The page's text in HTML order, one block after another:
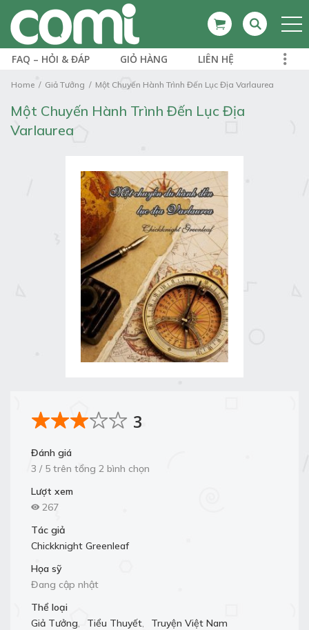
FAQ – HỎI & ĐÁP GIỎ HÀNG LIÊN HỆ
Home Giả Tưởng Một Chuyến Hành Trình Đến Lục Địa Varlaurea
Một Chuyến Hành Trình Đến Lục Địa
Varlaurea
3
Đánh giá
3 / 5 trên tổng 2 bình chọn
Lượt xem
267
Tác giả
Chickknight Greenleaf
Họa sỹ
Đang cập nhật
Thể loại
Giả Tưởng, Tiểu Thuyết,
Truyện Việt Nam